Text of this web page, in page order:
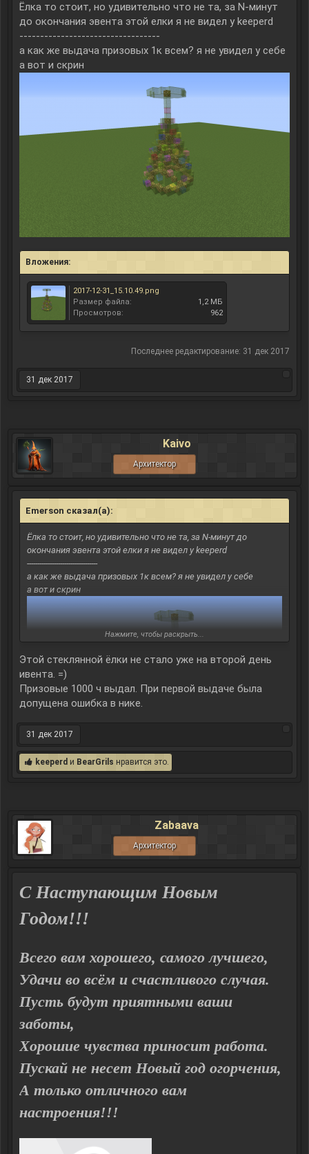
Ёлка то стоит, но удивительно что не та, за N-минут
до окончания эвента этой елки я не видел у keeperd
----------------------------------
а как же выдача призовых 1к всем? я не увидел у себе
а вот и скрин
Вложения:
2017-12-31_15.10.49.png
Размер файла:
1,2 МБ
Просмотров:
962
Последнее редактирование: 31 дек 2017
31 дек 2017
Kaivo
Архитектор
Emerson сказал(а):
Ёлка то стоит, но удивительно что не та, за N-минут до
окончания эвента этой елки я не видел у keeperd
----------------------------------
а как же выдача призовых 1к всем? я не увидел у себе
а вот и скрин
Нажмите, чтобы раскрыть...
Этой стеклянной ёлки не стало уже на второй день
ивента. =)
Призовые 1000 ч выдал. При первой выдаче была
допущена ошибка в нике.
31 дек 2017
keeperd и BearGrils нравится это.
Zabaava
Архитектор
С Наступающим Новым
Годом!!!
Всего вам хорошего, самого лучшего,
Удачи во всём и счастливого случая.
Пусть будут приятными ваши
заботы,
Хорошие чувства приносит работа.
Пускай не несет Новый год огорчения,
А только отличного вам
настроения!!!